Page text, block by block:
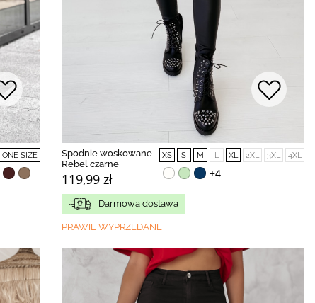
ONE SIZE
Spodnie woskowane
Rebel czarne
119,99 zł
XS S M L XL 2XL 3XL 4XL
+4
Darmowa dostawa
PRAWIE WYPRZEDANE